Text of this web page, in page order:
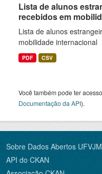
Lista de alunos
recebidos em
Lista de alunos
mobilidade internacional
PDF CSV
Você também pode ter
Documentação da API).
Sobre Dados Abertos UFVJM
API do CKAN